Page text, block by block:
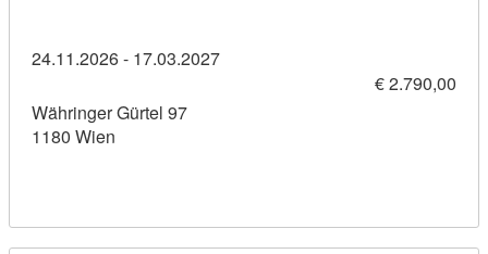
24.11.2026 - 17.03.2027
€ 2.790,00
Währinger Gürtel 97
1180 Wien